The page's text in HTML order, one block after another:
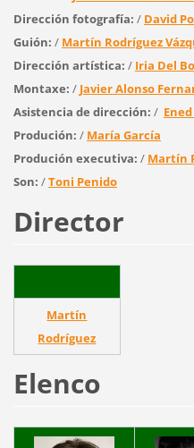
Dirección fotografía: / David
Guión: / Martín Rodríguez
Dirección artística: / Iria Del
Montaxe: / Javier Alonso
Asistencia de dirección: /
Produción: / María García
Produción executiva: / Martín
Son: /Toni Penido
Director
Martín
Rodríguez
Elenco